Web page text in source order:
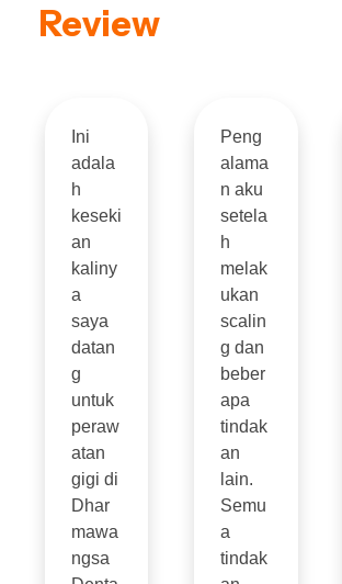
Review
Ini
adala
h
keseki
an
kaliny
a
saya
datan
g
untuk
peraw
atan
gigi di
Dhar
mawa
ngsa
Peng
alama
n aku
setela
h
melak
ukan
scalin
g dan
beber
apa
tindak
an
lain.
Semu
a
tindak